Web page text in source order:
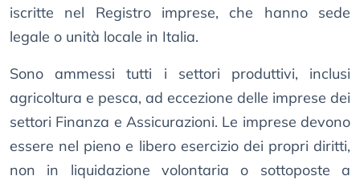
iscritte nel Registro imprese, che hanno sede
legale o unità locale in Italia.
Sono ammessi tutti i settori produttivi, inclusi
agricoltura e pesca, ad eccezione delle imprese dei
settori Finanza e Assicurazioni. Le imprese devono
essere nel pieno e libero esercizio dei propri diritti,
non in liquidazione volontaria o sottoposte a